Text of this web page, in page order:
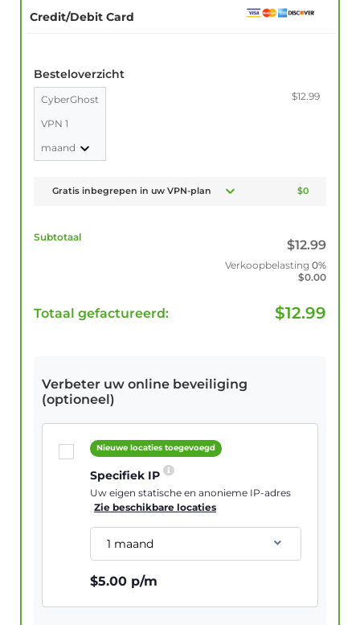
Credit/Debit Card
Besteloverzicht
CyberGhost
VPN 1
maand
$12.99
Gratis inbegrepen in uw VPN-plan $0
Subtotaal
$12.99
Verkoopbelasting 0%
$0.00
Totaal gefactureerd: $12.99
Verbeter uw online beveiliging
(optioneel)
Nieuwe locaties toegevoegd
Specifiek IP
Uw eigen statische en anonieme IP-adres
Zie beschikbare locaties
1 maand
$5.00 p/m